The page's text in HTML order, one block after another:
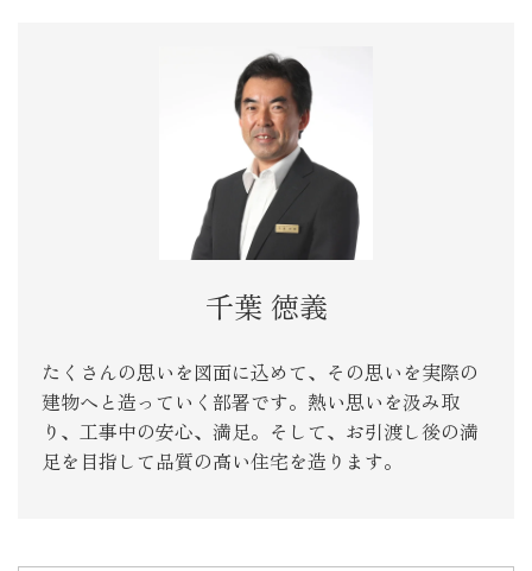
千葉 徳義
たくさんの思いを図面に込めて、その思いを実際の
建物へと造っていく部署です。熱い思いを汲み取
り、工事中の安心、満足。そして、お引渡し後の満
足を目指して品質の高い住宅を造ります。